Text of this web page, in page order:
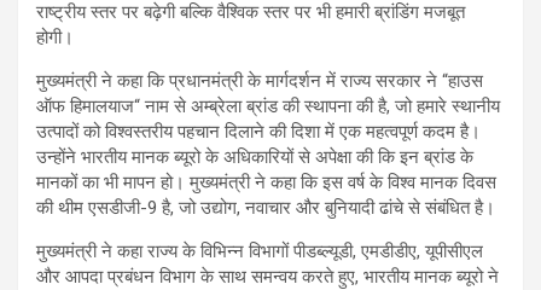
राष्ट्रीय स्तर पर बढ़ेगी बल्कि वैश्विक स्तर पर भी हमारी ब्रांडिंग मजबूत
होगी।
मुख्यमंत्री ने कहा कि प्रधानमंत्री के मार्गदर्शन में राज्य सरकार ने “हाउस
ऑफ हिमालयाज“ नाम से अम्ब्रेला ब्रांड की स्थापना की है, जो हमारे स्थानीय
उत्पादों को विश्वस्तरीय पहचान दिलाने की दिशा में एक महत्वपूर्ण कदम है।
उन्होंने भारतीय मानक ब्यूरो के अधिकारियों से अपेक्षा की कि इन ब्रांड के
मानकों का भी मापन हो। मुख्यमंत्री ने कहा कि इस वर्ष के विश्व मानक दिवस
की थीम एसडीजी-9 है, जो उद्योग, नवाचार और बुनियादी ढांचे से संबंधित है।
मुख्यमंत्री ने कहा राज्य के विभिन्न विभागों पीडब्ल्यूडी, एमडीडीए, यूपीसीएल
और आपदा प्रबंधन विभाग के साथ समन्वय करते हुए, भारतीय मानक ब्यूरो ने